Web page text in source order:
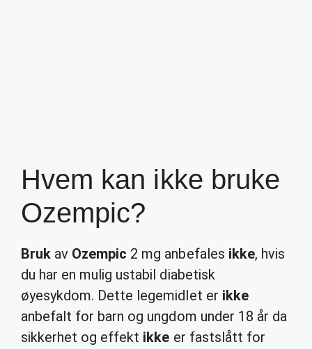
Hvem kan ikke bruke
Ozempic?
Bruk av Ozempic 2 mg anbefales ikke, hvis
du har en mulig ustabil diabetisk
øyesykdom. Dette legemidlet er ikke
anbefalt for barn og ungdom under 18 år da
sikkerhet og effekt ikke er fastslått for